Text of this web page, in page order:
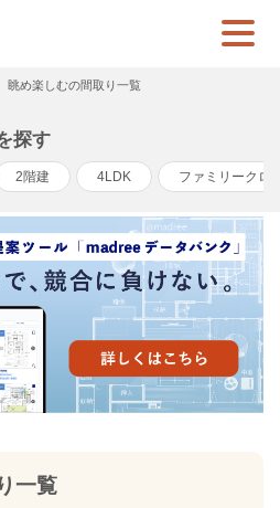
眺め楽しむの間取り一覧
探す
2階建 4LDK ファミリークロ
一覧